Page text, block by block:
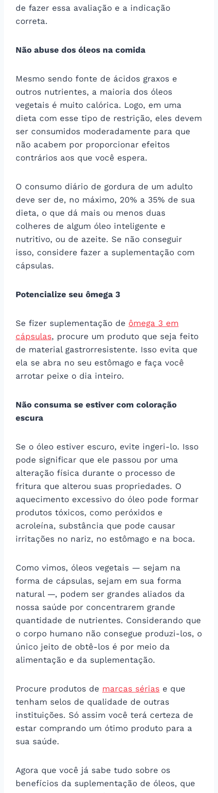
de fazer essa avaliação e a indicação
correta.
Não abuse dos óleos na comida
Mesmo sendo fonte de ácidos graxos e
outros nutrientes, a maioria dos óleos
vegetais é muito calórica. Logo, em uma
dieta com esse tipo de restrição, eles devem
ser consumidos moderadamente para que
não acabem por proporcionar efeitos
contrários aos que você espera.
O consumo diário de gordura de um adulto
deve ser de, no máximo, 20% a 35% de sua
dieta, o que dá mais ou menos duas
colheres de algum óleo inteligente e
nutritivo, ou de azeite. Se não conseguir
isso, considere fazer a suplementação com
cápsulas.
Potencialize seu ômega 3
Se fizer suplementação de ômega 3 em
cápsulas, procure um produto que seja feito
de material gastrorresistente. Isso evita que
ela se abra no seu estômago e faça você
arrotar peixe o dia inteiro.
Não consuma se estiver com coloração
escura
Se o óleo estiver escuro, evite ingeri-lo. Isso
pode significar que ele passou por uma
alteração física durante o processo de
fritura que alterou suas propriedades. O
aquecimento excessivo do óleo pode formar
produtos tóxicos, como peróxidos e
acroleína, substância que pode causar
irritações no nariz, no estômago e na boca.
Como vimos, óleos vegetais — sejam na
forma de cápsulas, sejam em sua forma
natural —, podem ser grandes aliados da
nossa saúde por concentrarem grande
quantidade de nutrientes. Considerando que
o corpo humano não consegue produzi-los, o
único jeito de obtê-los é por meio da
alimentação e da suplementação.
Procure produtos de marcas sérias e que
tenham selos de qualidade de outras
instituições. Só assim você terá certeza de
estar comprando um ótimo produto para a
sua saúde.
Agora que você já sabe tudo sobre os
benefícios da suplementação de óleos, que